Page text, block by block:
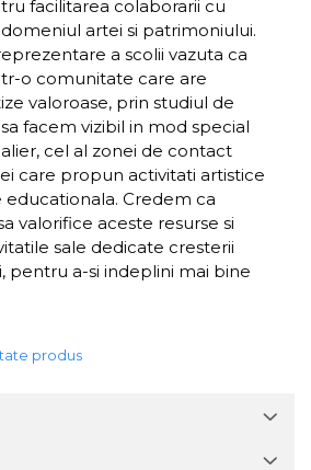
facilitarea colaborarii cu
artei si patrimoniului.
a scolii vazuta ca
o comunitate care are
valoroase, prin studiul de
facem vizibil in mod special
cel al zonei de contact
care propun activitati artistice
educationala. Credem ca
valorifice aceste resurse si
sale dedicate cresterii
pentru a-si indeplini mai bine
produs